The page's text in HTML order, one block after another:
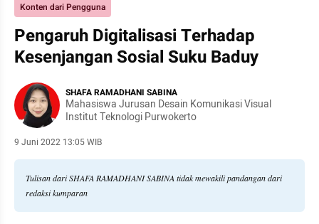
Konten dari Pengguna
Pengaruh Digitalisasi Terhadap
Kesenjangan Sosial Suku Baduy
SHAFA RAMADHANI SABINA
Mahasiswa Jurusan Desain Komunikasi Visual
Institut Teknologi Purwokerto
9 Juni 2022 13:05 WIB
Tulisan dari SHAFA RAMADHANI SABINA tidak mewakili pandangan dari
redaksi kumparan